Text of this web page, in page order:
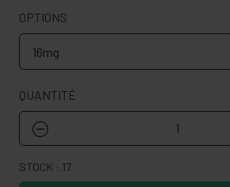
OPTIONS
QUANTITÉ
STOCK : 17